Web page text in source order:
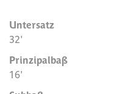
Untersatz
32'
Prinzipalbaß
16'